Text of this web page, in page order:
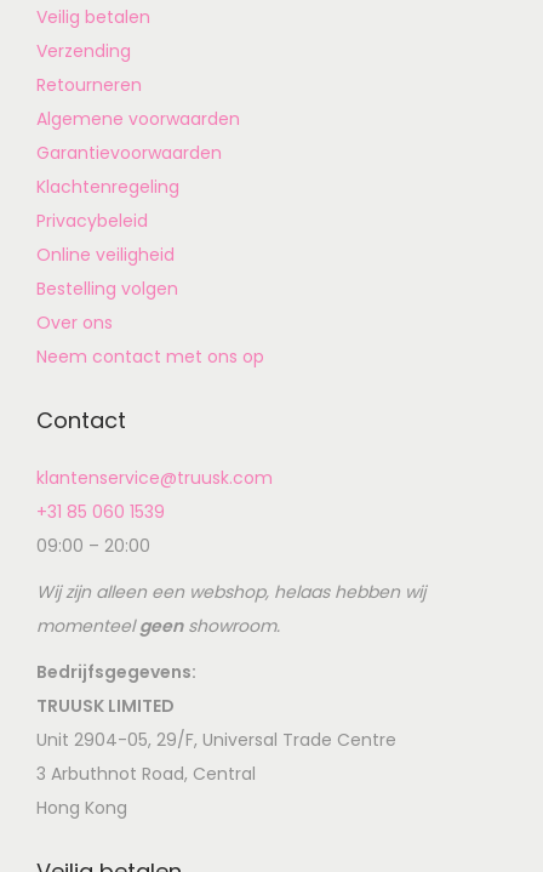
Veilig betalen
Verzending
Retourneren
Algemene voorwaarden
Garantievoorwaarden
Klachtenregeling
Privacybeleid
Online veiligheid
Bestelling volgen
Over ons
Neem contact met ons op
Contact
klantenservice@truusk.com
+31 85 060 1539
09:00 – 20:00
Wij zijn alleen een webshop, helaas hebben wij
momenteelgeenshowroom.
Bedrijfsgegevens:
TRUUSK LIMITED
Unit 2904-05, 29/F, Universal Trade Centre
3 Arbuthnot Road, Central
Hong Kong